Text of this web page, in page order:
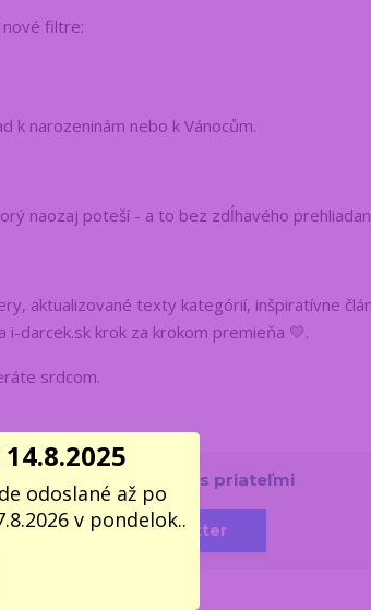
nové filtre:
k narozeninám nebo k Vánocům.
naozaj poteší - a to bez zdĺhavého
aktualizované texty kategórií, inšpiratívne
darcek.sk krok za krokom premieňa 💛.
srdcom.
článok? Zdieľajte ho s priateľmi
Twitter
odoslané až po
v pondelok..